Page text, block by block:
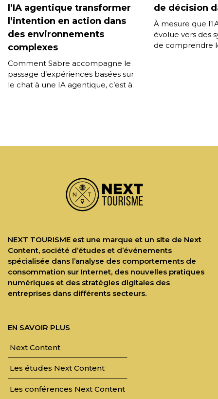
l’IA agentique transformer
l’intention en action dans
des environnements
complexes
Comment Sabre accompagne le
passage d’expériences basées sur
le chat à une IA agentique, c’est à
de décision
À mesure que
évolue vers des
de comprendre
NEXT TOURISME est une marque et un site de Next
Content, société d’études et d’événements
spécialisée dans l’analyse des comportements de
consommation sur Internet, des nouvelles pratiques
numériques et des stratégies digitales des
entreprises dans différents secteurs.
EN SAVOIR PLUS
Next Content
Les études Next Content
Les conférences Next Content